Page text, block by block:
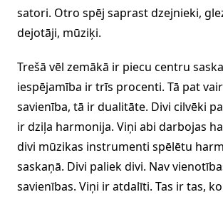
satori. Otro spēj saprast dzejnieki,
dejotāji, mūziķi.
Trešā vēl zemākā ir piecu centru
iespējamība ir trīs procenti. Tā pat
savienība, tā ir dualitāte. Divi cilvēki
ir dziļa harmonija. Viņi abi darbojas
divi mūzikas instrumenti spēlētu
saskaņā. Divi paliek divi. Nav
savienības. Viņi ir atdalīti. Tas ir tas,